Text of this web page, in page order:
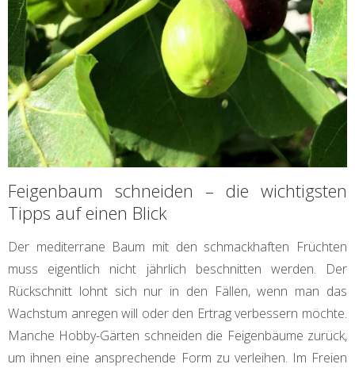
Feigenbaum schneiden – die wichtigsten
Tipps auf einen Blick
Der mediterrane Baum mit den schmackhaften Früchten
muss eigentlich nicht jährlich beschnitten werden. Der
Rückschnitt lohnt sich nur in den Fällen, wenn man das
Wachstum anregen will oder den Ertrag verbessern möchte.
Manche Hobby-Gärten schneiden die Feigenbäume zurück,
um ihnen eine ansprechende Form zu verleihen. Im Freien